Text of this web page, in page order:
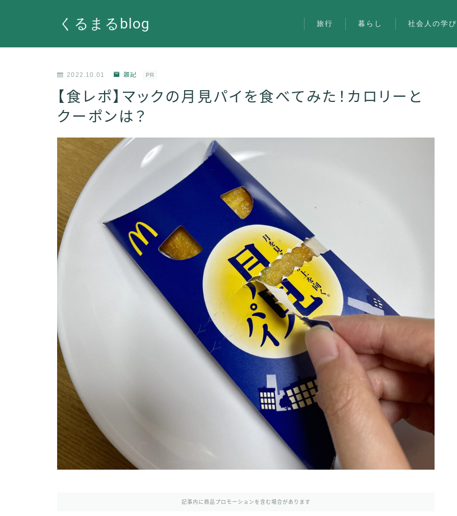
くるまるblog 旅行 暮らし 社会人の学び
旅行
雑記
お問い合わせ
2022.10.01 雑記 PR
【食レポ】マックの月見パイを食べてみた！カロリーと
クーポンは？
記事内に商品プロモーションを含む場合があります